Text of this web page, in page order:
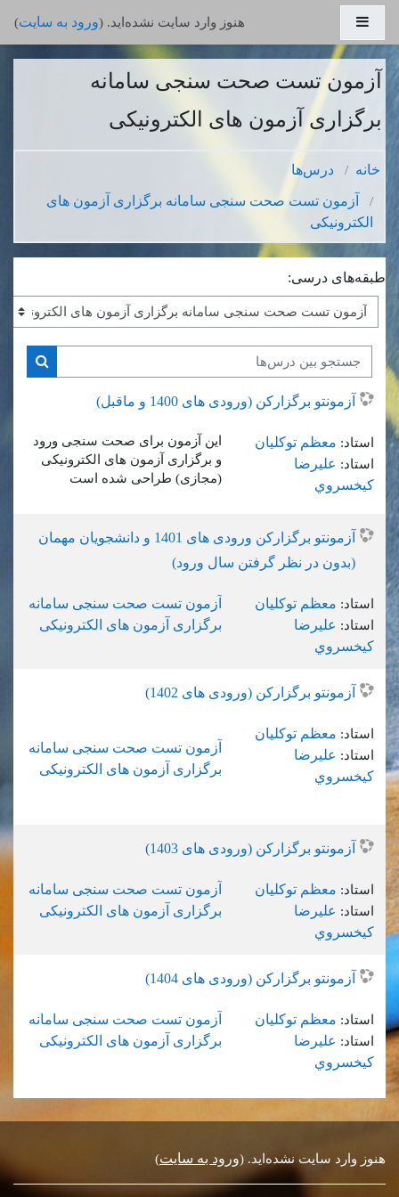
پرش به محتوای اصلی
هنوز وارد سایت نشده‌اید. (ورود به سایت)
آزمون تست صحت سنجی سامانه
برگزاری آزمون های الکترونیکی
خانه درس‌ها
آزمون تست صحت سنجی سامانه برگزاری آزمون های
الکترونیکی
طبقه‌های درسی:
جستجو
آزمونتو برگزارکن (ورودی های 1400 و ماقبل)
این آزمون برای صحت سنجی ورود
و برگزاری آزمون های الکترونیکی
(مجازی) طراحی شده است
استاد: معظم توکلیان
استاد: عليرضا
کيخسروي
آزمونتو برگزارکن ورودی های 1401 و دانشجویان مهمان
(بدون در نظر گرفتن سال ورود)
آزمون تست صحت سنجی سامانه
برگزاری آزمون های الکترونیکی
استاد: معظم توکلیان
استاد: عليرضا
کيخسروي
آزمونتو برگزارکن (ورودی های 1402)
آزمون تست صحت سنجی سامانه
برگزاری آزمون های الکترونیکی
استاد: معظم توکلیان
استاد: عليرضا
کيخسروي
آزمونتو برگزارکن (ورودی های 1403)
آزمون تست صحت سنجی سامانه
برگزاری آزمون های الکترونیکی
استاد: معظم توکلیان
استاد: عليرضا
کيخسروي
آزمونتو برگزارکن (ورودی های 1404)
آزمون تست صحت سنجی سامانه
برگزاری آزمون های الکترونیکی
استاد: معظم توکلیان
استاد: عليرضا
کيخسروي
هنوز وارد سایت نشده‌اید. (ورود به سایت)